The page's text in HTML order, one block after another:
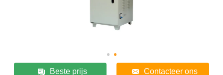
Beste prijs Contacteer ons